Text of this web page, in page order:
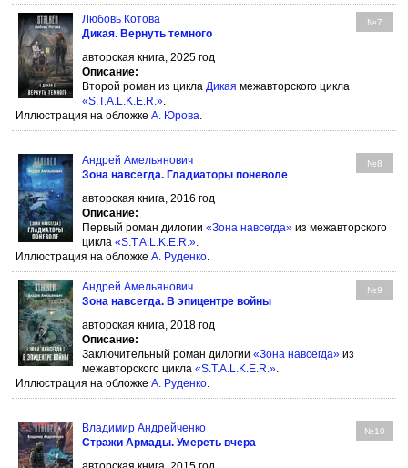
Любовь Котова №7
Дикая. Вернуть темного
авторская книга, 2025 год
Описание:
Второй роман из цикла Дикая межавторского цикла
«S.T.A.L.K.E.R.».
Иллюстрация на обложке А. Юрова.
Андрей Амельянович №8
Зона навсегда. Гладиаторы поневоле
авторская книга, 2016 год
Описание:
Первый роман дилогии «Зона навсегда» из межавторского
цикла «S.T.A.L.K.E.R.».
Иллюстрация на обложке А. Руденко.
Андрей Амельянович №9
Зона навсегда. В эпицентре войны
авторская книга, 2018 год
Описание:
Заключительный роман дилогии «Зона навсегда» из
межавторского цикла «S.T.A.L.K.E.R.».
Иллюстрация на обложке А. Руденко.
Владимир Андрейченко №10
Стражи Армады. Умереть вчера